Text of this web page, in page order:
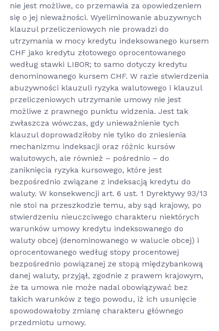
nie jest możliwe, co przemawia za opowiedzeniem
się o jej nieważności. Wyeliminowanie abuzywnych
klauzul przeliczeniowych nie prowadzi do
utrzymania w mocy kredytu indeksowanego kursem
CHF jako kredytu złotowego oprocentowanego
według stawki LIBOR; to samo dotyczy kredytu
denominowanego kursem CHF. W razie stwierdzenia
abuzywności klauzuli ryzyka walutowego i klauzul
przeliczeniowych utrzymanie umowy nie jest
możliwe z prawnego punktu widzenia. Jest tak
zwłaszcza wówczas, gdy unieważnienie tych
klauzul doprowadziłoby nie tylko do zniesienia
mechanizmu indeksacji oraz różnic kursów
walutowych, ale również – pośrednio – do
zaniknięcia ryzyka kursowego, które jest
bezpośrednio związane z indeksacją kredytu do
waluty. W konsekwencji art. 6 ust. 1 Dyrektywy 93/13
nie stoi na przeszkodzie temu, aby sąd krajowy, po
stwierdzeniu nieuczciwego charakteru niektórych
warunków umowy kredytu indeksowanego do
waluty obcej (denominowanego w walucie obcej) i
oprocentowanego według stopy procentowej
bezpośrednio powiązanej ze stopą międzybankową
danej waluty, przyjął, zgodnie z prawem krajowym,
że ta umowa nie może nadal obowiązywać bez
takich warunków z tego powodu, iż ich usunięcie
spowodowałoby zmianę charakteru głównego
przedmiotu umowy.